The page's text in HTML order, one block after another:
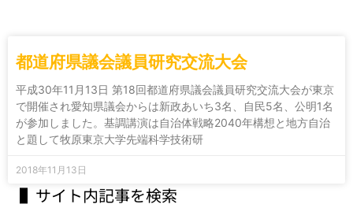
都道府県議会議員研究交流大会
平成30年11月13日 第18回都道府県議会議員研究交流大会が東京
で開催され愛知県議会からは新政あいち3名、自民5名、公明1名
が参加しました。基調講演は自治体戦略2040年構想と地方自治
と題して牧原東京大学先端科学技術研
2018年11月13日
▌サイト内記事を検索